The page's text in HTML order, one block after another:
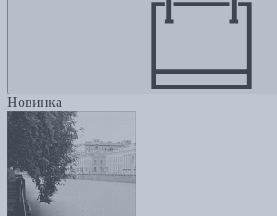
Новинка